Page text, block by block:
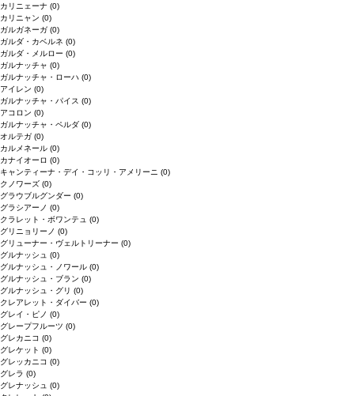
カリニェーナ (0)
カリニャン (0)
ガルガネーガ (0)
ガルダ・カベルネ (0)
ガルダ・メルロー (0)
ガルナッチャ (0)
ガルナッチャ・ローハ (0)
アイレン (0)
ガルナッチャ・パイス (0)
アコロン (0)
ガルナッチャ・ペルダ (0)
オルテガ (0)
カルメネール (0)
カナイオーロ (0)
キャンティーナ・デイ・コッリ・アメリーニ (0)
クノワーズ (0)
グラウブルグンダー (0)
グラシアーノ (0)
クラレット・ボワンテュ (0)
グリニョリーノ (0)
グリューナー・ヴェルトリーナー (0)
グルナッシュ (0)
グルナッシュ・ノワール (0)
グルナッシュ・ブラン (0)
グルナッシュ・グリ (0)
クレアレット・ダイバー (0)
グレイ・ピノ (0)
グレープフルーツ (0)
グレカニコ (0)
グレケット (0)
グレッカニコ (0)
グレラ (0)
グレナッシュ (0)